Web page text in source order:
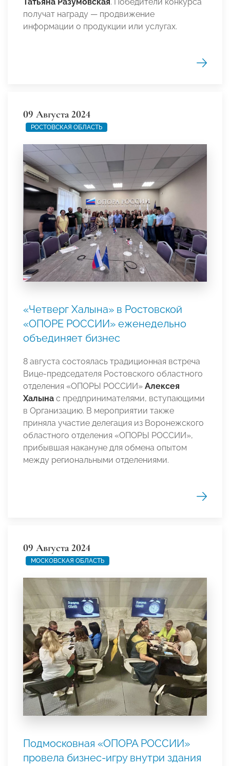
получат награду — продвижение
информации о продукции или услугах.
09 Августа 2024
РОСТОВСКАЯ ОБЛАСТЬ
«Четверг Халына» в Ростовской
«ОПОРЕ РОССИИ» еженедельно
объединяет бизнес
8 августа состоялась традиционная встреча
Вице-председателя Ростовского областного
отделения «ОПОРЫ РОССИИ» Алексея
Халына с предпринимателями, вступающими
в Организацию. В мероприятии также
приняла участие делегация из Воронежского
областного отделения «ОПОРЫ РОССИИ»,
прибывшая накануне для обмена опытом
между региональными отделениями.
09 Августа 2024
МОСКОВСКАЯ ОБЛАСТЬ
Подмосковная «ОПОРА РОССИИ»
провела бизнес-игру внутри здания